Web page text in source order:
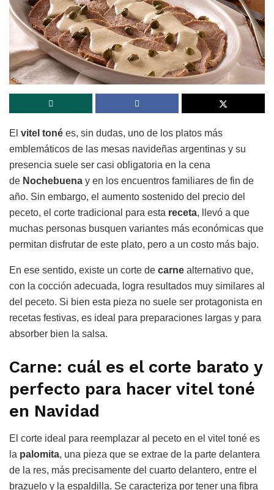
El vitel toné es, sin dudas, uno de los platos más
emblemáticos de las mesas navideñas argentinas y su
presencia suele ser casi obligatoria en la cena
de Nochebuena y en los encuentros familiares de fin de
año. Sin embargo, el aumento sostenido del precio del
peceto, el corte tradicional para esta receta, llevó a que
muchas personas busquen variantes más económicas que
permitan disfrutar de este plato, pero a un costo más bajo.
En ese sentido, existe un corte de carne alternativo que,
con la cocción adecuada, logra resultados muy similares al
del peceto. Si bien esta pieza no suele ser protagonista en
recetas festivas, es ideal para preparaciones largas y para
absorber bien la salsa.
Carne: cuál es el corte barato y
perfecto para hacer vitel toné
en Navidad
El corte ideal para reemplazar al peceto en el vitel toné es
la palomita, una pieza que se extrae de la parte delantera
de la res, más precisamente del cuarto delantero, entre el
brazuelo y la espaldilla. Se caracteriza por tener una fibra